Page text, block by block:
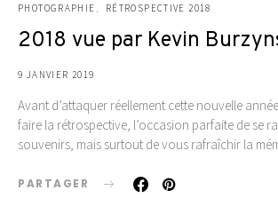
PHOTOGRAPHIE RÉTROSPECTIVE 2018
2018 vue par Kevin
9 JANVIER 2019
Avant d’attaquer réellement cette nouvelle
faire la rétrospective, l’occasion parfaite de se
souvenirs, mais surtout de vous rafraîchir la
PARTAGER